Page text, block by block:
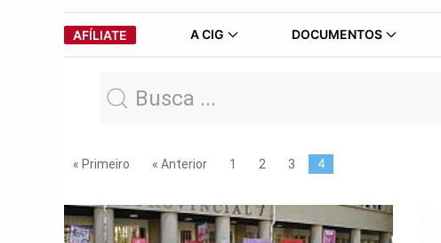
AFÍLIATE A CIG DOCUMENTOS
« Primeiro « Anterior 1 2 3 4